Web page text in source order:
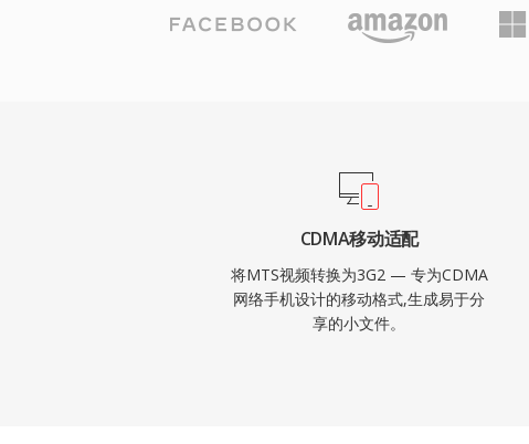
在大多数场景中取代了3G2，但它在处理旧版移
小要求极为严格的场景中仍然有用。
CDMA移动适配
将MTS视频转换为3G2 — 专为CDMA
网络手机设计的移动格式,生成易于分
享的小文件。